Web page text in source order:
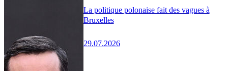
La politique polonaise fait des vagues à
Bruxelles
29.07.2026